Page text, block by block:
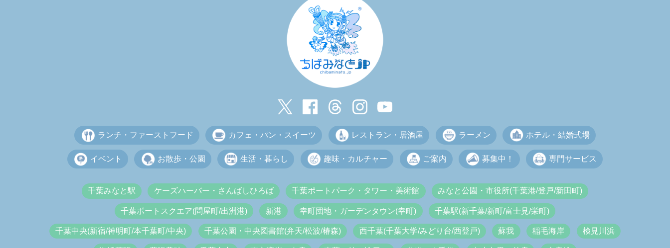
ランチ・ファーストフード カフェ・パン・スイーツ レストラン・居酒屋 ラーメン ホテル・結婚式場
イベント お散歩・公園 生活・暮らし 趣味・カルチャー ご案内 募集中！ 専門サービス
千葉みなと駅 ケーズハーバー・さんばしひろば 千葉ポートパーク・タワー・美術館 みなと公園・市役所(千葉港/登戸/新田町)
千葉ポートスクエア(問屋町/出洲港) 新港 幸町団地・ガーデンタウン(幸町) 千葉駅(新千葉/新町/富士見/栄町)
千葉中央(新宿/神明町/本千葉町/中央) 千葉公園・中央図書館(弁天/松波/椿森) 西千葉(千葉大学/みどり台/西登戸) 蘇我 稲毛海岸 検見川浜